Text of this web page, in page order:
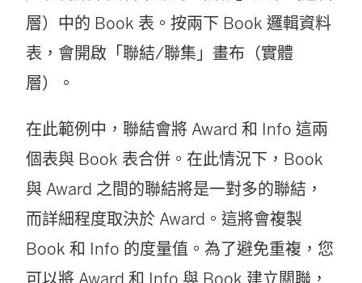
層）中的 Book 表。按兩下 Book 邏輯資料
表，會開啟「聯結/聯集」畫布（實體
層）。
在此範例中，聯結會將 Award 和 Info 這兩
個表與 Book 表合併。在此情況下，Book
與 Award 之間的聯結將是一對多的聯結，
而詳細程度取決於 Award。這將會複製
Book 和 Info 的度量值。為了避免重複，您
可以將 Award 和 Info 與 Book 建立關聯，